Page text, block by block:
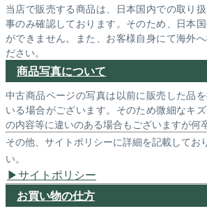
当店で販売する商品は、日本国内での取り
事のみ確認しております。そのため、日本
ができません。また、お客様自身にて海外
ださい。
商品写真について
中古商品ページの写真は以前に販売した品
いる場合がございます。そのため微細なキ
の内容等に違いのある場合もございますが何
その他、サイトポリシーに詳細を記載してお
い。
サイトポリシー
お買い物の仕方